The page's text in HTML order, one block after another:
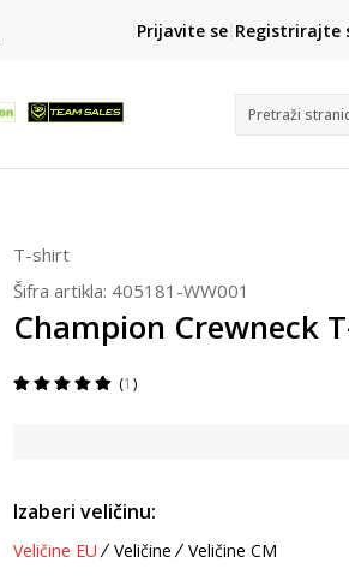
CLICK&
besplatno
Prijavite se Registrirajte
Pretraži
T-shirt
Šifra artikla: 405181-WW001
Champion Crewneck
1
Izaberi veličinu:
Veličine EU Veličine Veličine CM